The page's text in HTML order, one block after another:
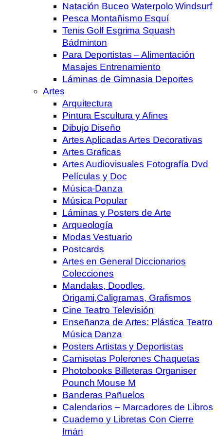
Natación Buceo Waterpolo Windsurf
Pesca Montañismo Esquí
Tenis Golf Esgrima Squash
Bádminton
Para Deportistas – Alimentación
Masajes Entrenamiento
Láminas de Gimnasia Deportes
Artes
Arquitectura
Pintura Escultura y Afines
Dibujo Diseño
Artes Aplicadas Artes Decorativas
Artes Graficas
Artes Audiovisuales Fotografía Dvd
Películas y Doc
Música-Danza
Música Popular
Láminas y Posters de Arte
Arqueología
Modas Vestuario
Postcards
Artes en General Diccionarios
Colecciones
Mandalas, Doodles,
Origami,Caligramas, Grafismos
Cine Teatro Televisión
Enseñanza de Artes: Plástica Teatro
Música Danza
Posters Artistas y Deportistas
Camisetas Polerones Chaquetas
Photobooks Billeteras Organiser
Pounch Mouse M
Banderas Pañuelos
Calendarios – Marcadores de Libros
Cuaderno y Libretas Con Cierre
Imán